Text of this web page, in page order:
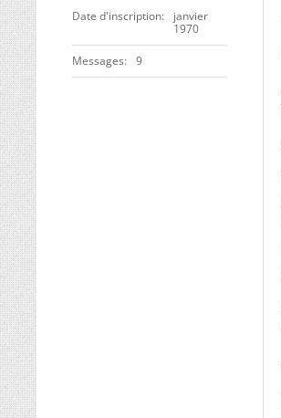
Date d'inscription
janvier
1970
Messages 9